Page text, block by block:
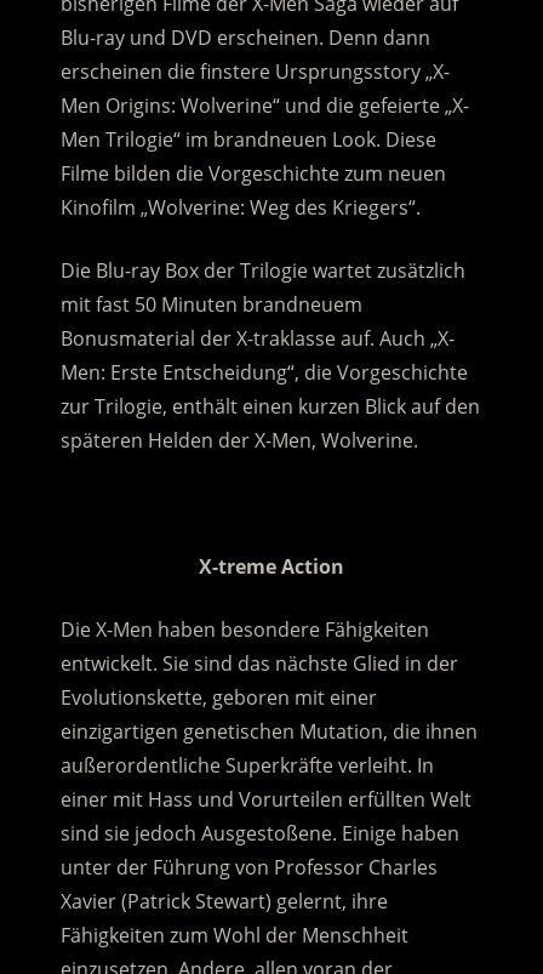
Blu-ray und DVD erscheinen. Denn dann
erscheinen die finstere Ursprungsstory „X-
Men Origins: Wolverine“ und die gefeierte „X-
Men Trilogie“ im brandneuen Look. Diese
Filme bilden die Vorgeschichte zum neuen
Kinofilm „Wolverine: Weg des Kriegers“.
Die Blu-ray Box der Trilogie wartet zusätzlich
mit fast 50 Minuten brandneuem
Bonusmaterial der X-traklasse auf. Auch „X-
Men: Erste Entscheidung“, die Vorgeschichte
zur Trilogie, enthält einen kurzen Blick auf den
späteren Helden der X-Men, Wolverine.
X-treme Action
Die X-Men haben besondere Fähigkeiten
entwickelt. Sie sind das nächste Glied in der
Evolutionskette, geboren mit einer
einzigartigen genetischen Mutation, die ihnen
außerordentliche Superkräfte verleiht. In
einer mit Hass und Vorurteilen erfüllten Welt
sind sie jedoch Ausgestoßene. Einige haben
unter der Führung von Professor Charles
Xavier (Patrick Stewart) gelernt, ihre
Fähigkeiten zum Wohl der Menschheit
einzusetzen. Andere, allen voran der